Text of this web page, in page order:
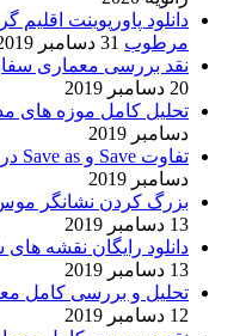
دانلود پاورپوینت
مرطوب 31 دسامبر 2019
نقد بررسی معماری
20 دسامبر 2019
تحلیل کامل موزه های
دسامبر 2019
تفاوت Save و Save as در اتوکد-زمان autocad Save as
دسامبر 2019
بزرگ کردن نشانگر
13 دسامبر 2019
دانلود رایگان نقشه
13 دسامبر 2019
تحلیل و بررسی کامل
12 دسامبر 2019